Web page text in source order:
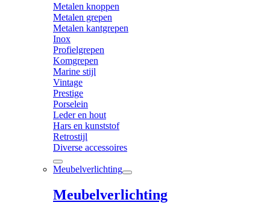
Metalen knoppen
Metalen grepen
Metalen kantgrepen
Inox
Profielgrepen
Komgrepen
Marine stijl
Vintage
Prestige
Porselein
Leder en hout
Hars en kunststof
Retrostijl
Diverse accessoires
Meubelverlichting
Meubelverlichting